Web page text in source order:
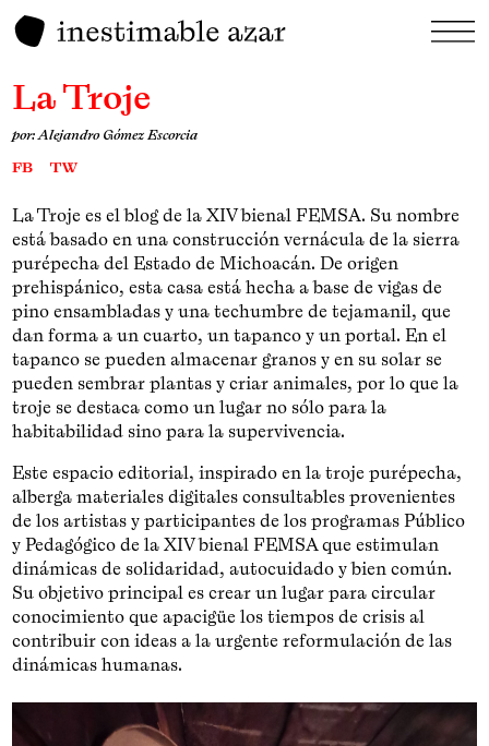
La Troje
por: Alejandro Gómez Escorcia
FB
TW
La Troje es el blog de la XIV bienal FEMSA. Su nombre
está basado en una construcción vernácula de la sierra
purépecha del Estado de Michoacán. De origen
prehispánico, esta casa está hecha a base de vigas de
pino ensambladas y una techumbre de tejamanil, que
dan forma a un cuarto, un tapanco y un portal. En el
tapanco se pueden almacenar granos y en su solar se
pueden sembrar plantas y criar animales, por lo que la
troje se destaca como un lugar no sólo para la
habitabilidad sino para la supervivencia.
Este espacio editorial, inspirado en la troje purépecha,
alberga materiales digitales consultables provenientes
de los artistas y participantes de los programas Público
y Pedagógico de la XIV bienal FEMSA que estimulan
dinámicas de solidaridad, autocuidado y bien común.
Su objetivo principal es crear un lugar para circular
conocimiento que apacigüe los tiempos de crisis al
contribuir con ideas a la urgente reformulación de las
dinámicas humanas.